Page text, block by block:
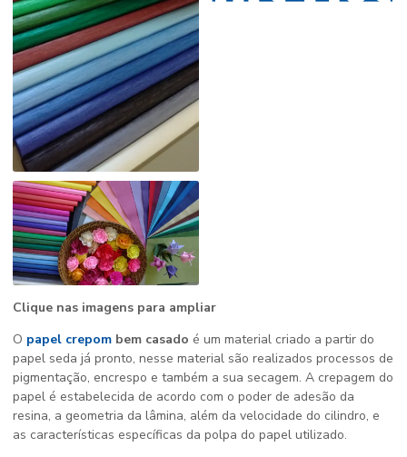
Clique nas imagens para ampliar
O papel crepom bem casado é um material criado a partir do
papel seda já pronto, nesse material são realizados processos de
pigmentação, encrespo e também a sua secagem. A crepagem do
papel é estabelecida de acordo com o poder de adesão da
resina, a geometria da lâmina, além da velocidade do cilindro, e
as características específicas da polpa do papel utilizado.